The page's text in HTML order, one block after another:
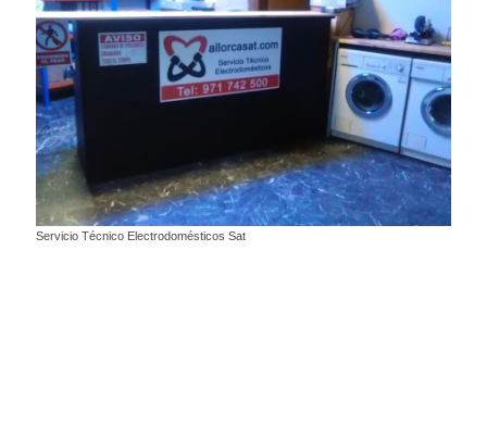
Servicio Técnico Electrodomésticos Sat